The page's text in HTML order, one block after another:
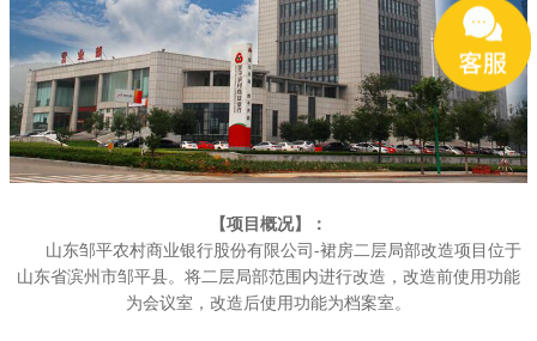
【项目概况】：
山东邹平农村商业银行股份有限公司-裙房二层局部改造项目位于
山东省滨州市邹平县。将二层局部范围内进行改造，改造前使用功能
为会议室，改造后使用功能为档案室。